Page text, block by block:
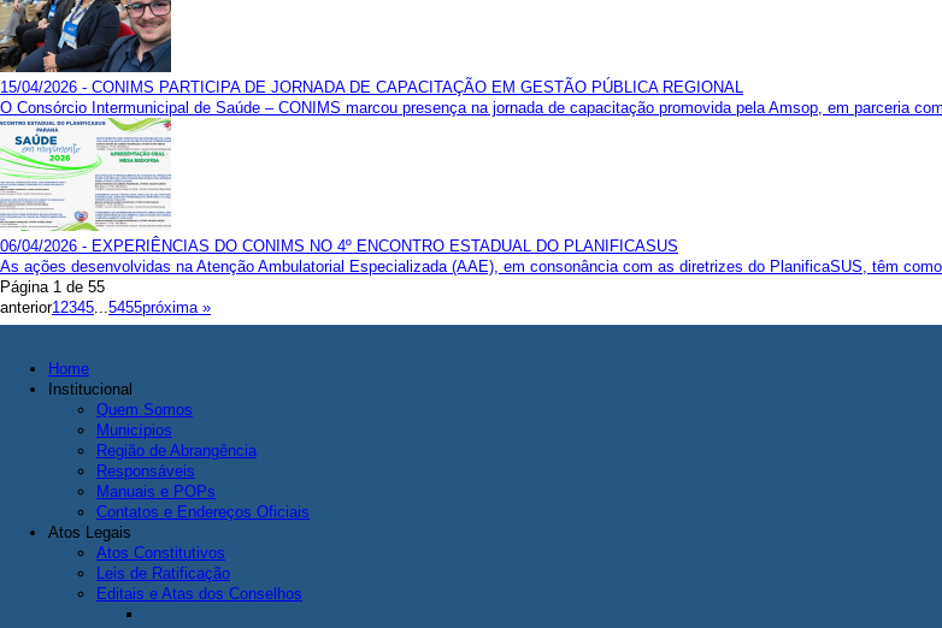
15/04/2026 - CONIMS PARTICIPA DE JORNADA DE CAPACITAÇÃO EM GESTÃO PÚBLICA REGIONAL
O Consórcio Intermunicipal de Saúde – CONIMS marcou presença na jornada de capacitação promovida pela Amsop, em parceria
06/04/2026 - EXPERIÊNCIAS DO CONIMS NO 4º ENCONTRO ESTADUAL DO PLANIFICASUS
As ações desenvolvidas na Atenção Ambulatorial Especializada (AAE), em consonância com as diretrizes do PlanificaSUS, têm
Página 1 de 55
anterior12345...5455próxima »
Home
Institucional
Quem Somos
Municípios
Região de Abrangência
Responsáveis
Manuais e POPs
Contatos e Endereços Oficiais
Atos Legais
Atos Constitutivos
Leis de Ratificação
Editais e Atas dos Conselhos